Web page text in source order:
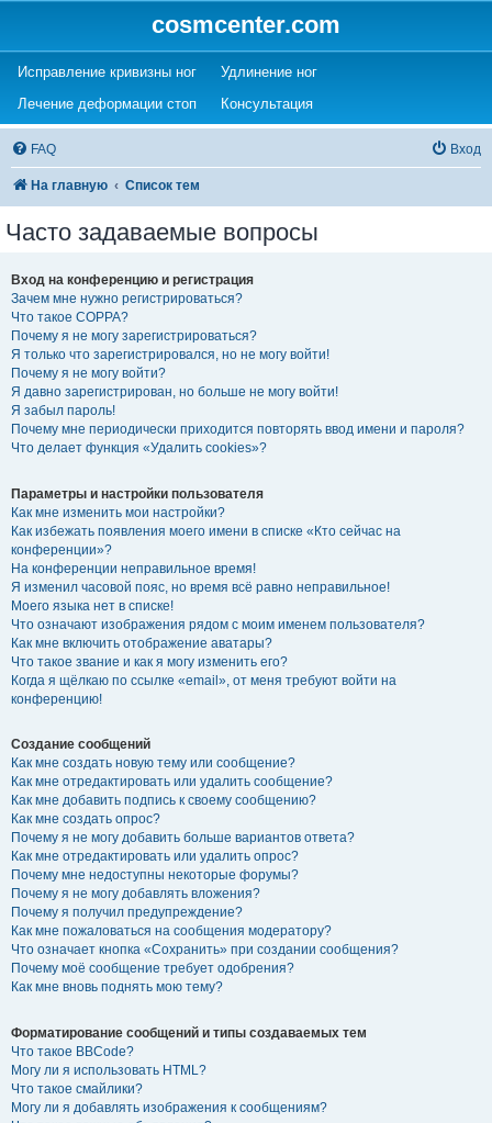
cosmcenter.com
Исправление кривизны ног(Opens a new tab)
Удлинение ног(Opens a new tab)
Лечение деформации стоп(Opens a new tab)
Консультация(Opens a new tab)
FAQ Вход
На главную Список тем
Часто задаваемые вопросы
Вход на конференцию и регистрация
Зачем мне нужно регистрироваться?
Что такое COPPA?
Почему я не могу зарегистрироваться?
Я только что зарегистрировался, но не могу войти!
Почему я не могу войти?
Я давно зарегистрирован, но больше не могу войти!
Я забыл пароль!
Почему мне периодически приходится повторять ввод имени и пароля?
Что делает функция «Удалить cookies»?
Параметры и настройки пользователя
Как мне изменить мои настройки?
Как избежать появления моего имени в списке «Кто сейчас на
конференции»?
На конференции неправильное время!
Я изменил часовой пояс, но время всё равно неправильное!
Моего языка нет в списке!
Что означают изображения рядом с моим именем пользователя?
Как мне включить отображение аватары?
Что такое звание и как я могу изменить его?
Когда я щёлкаю по ссылке «email», от меня требуют войти на
конференцию!
Создание сообщений
Как мне создать новую тему или сообщение?
Как мне отредактировать или удалить сообщение?
Как мне добавить подпись к своему сообщению?
Как мне создать опрос?
Почему я не могу добавить больше вариантов ответа?
Как мне отредактировать или удалить опрос?
Почему мне недоступны некоторые форумы?
Почему я не могу добавлять вложения?
Почему я получил предупреждение?
Как мне пожаловаться на сообщения модератору?
Что означает кнопка «Сохранить» при создании сообщения?
Почему моё сообщение требует одобрения?
Как мне вновь поднять мою тему?
Форматирование сообщений и типы создаваемых тем
Что такое BBCode?
Могу ли я использовать HTML?
Что такое смайлики?
Могу ли я добавлять изображения к сообщениям?